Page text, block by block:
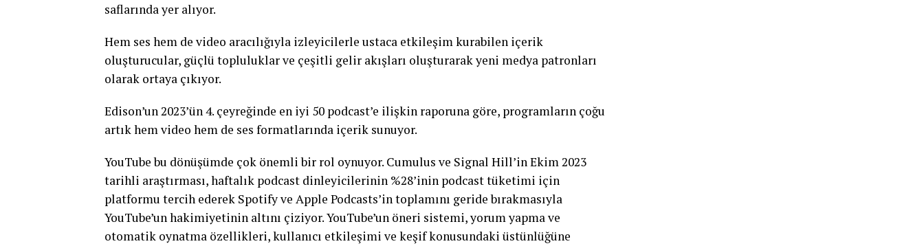
saflarında yer alıyor.
Hem ses hem de video aracılığıyla izleyicilerle ustaca etkileşim kurabilen içerik
oluşturucular, güçlü topluluklar ve çeşitli gelir akışları oluşturarak yeni medya patronları
olarak ortaya çıkıyor.
Edison’un 2023’ün 4. çeyreğinde en iyi 50 podcast’e ilişkin raporuna göre, programların çoğu
artık hem video hem de ses formatlarında içerik sunuyor.
YouTube bu dönüşümde çok önemli bir rol oynuyor. Cumulus ve Signal Hill’in Ekim 2023
tarihli araştırması, haftalık podcast dinleyicilerinin %28’inin podcast tüketimi için
platformu tercih ederek Spotify ve Apple Podcasts’in toplamını geride bırakmasıyla
YouTube’un hakimiyetinin altını çiziyor. YouTube’un öneri sistemi, yorum yapma ve
otomatik oynatma özellikleri, kullanıcı etkileşimi ve keşif konusundaki üstünlüğüne